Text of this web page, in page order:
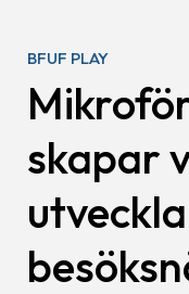
BFUF PLAY
skapar